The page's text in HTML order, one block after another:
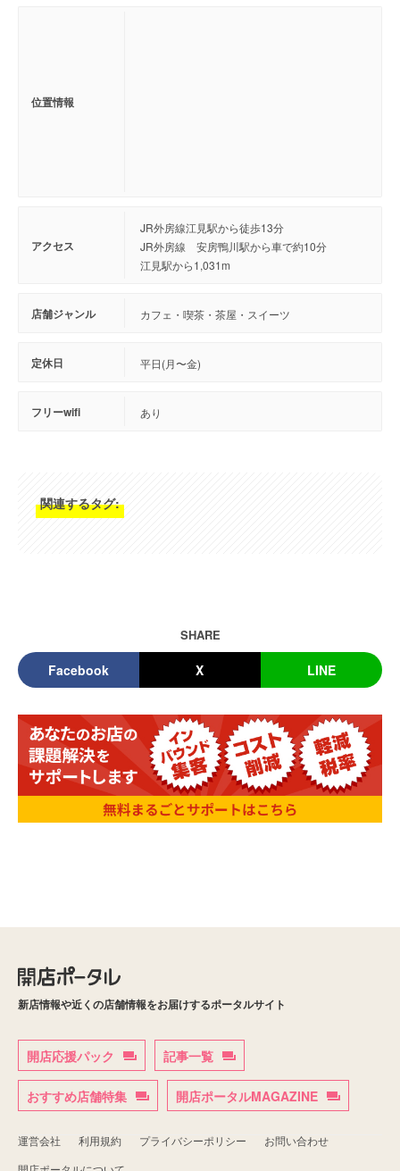
位置情報
アクセス
JR外房線江見駅から徒歩13分
JR外房線 安房鴨川駅から車で約10分
江見駅から1,031m
店舗ジャンル カフェ・喫茶・茶屋・スイーツ
定休日 平日(月〜金)
フリーwifi あり
関連するタグ:
SHARE
Facebook X LINE
新店情報や近くの店舗情報をお届けするポータルサイト
開店応援パック 記事一覧
おすすめ店舗特集 開店ポータルMAGAZINE
運営会社 利用規約 プライバシーポリシー
お問い合わせ